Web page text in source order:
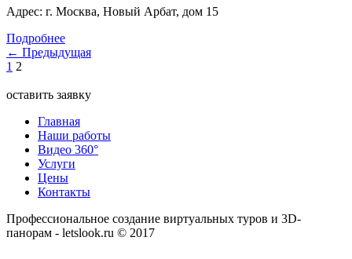
Адрес: г. Москва, Новый Арбат, дом 15
Подробнее
← Предыдущая
1 2
оставить заявку
Главная
Наши работы
Видео 360°
Услуги
Цены
Контакты
Профессиональное создание виртуальных туров и 3D-
панорам - letslook.ru © 2017